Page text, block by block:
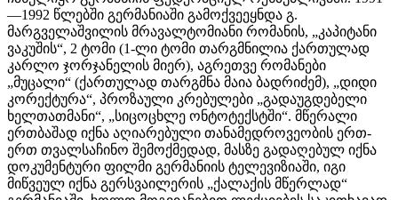
—1992 წლებში გერმანიაში გამოქვეეყნდა გ.
მარგველაშვილის მრავალტომიანი რომანის, „კაპიტანი
ვაკუშის“, 2 ტომი (1-ლი ტომი თარგმნილია ქართულად
კარლო ჯორჯანელის მიერ), აგრეთვე რომანები
„მუცალი“ (ქართულად თარგმნა მაია ბადრიძემ), „დიდი
კორექტურა“, პროზაული კრებულები „გადაუგდებელი
ხელთათმანი“, „სიცოცხლე ონტოტექსტში“. მწერალი
ერთბაშად იქნა აღიარებული თანამედროვეობის ერთ-
ერთ თვალსაჩინო შემოქმედად, მასზე გადაღებულ იქნა
დოკუმენტური ფილმი გერმანიის ტელევიზიაში, იგი
მიწვეულ იქნა გერსვაილერის „ქალაქის მწერლად“